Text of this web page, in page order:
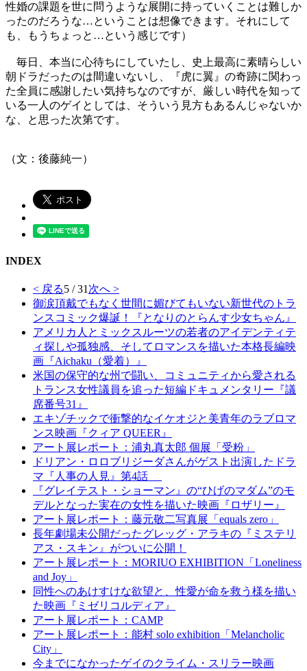
性婚の課題を世に問うような展開に持っていくことは難しか
ったのだろうな…ということは想像できます。それにして
も、もうちょっと…という感じです）
毎日、本当に心待ちにしていたし、史上最高に素晴らしい
朝ドラだったのは間違いないし、『虎に翼』の奇跡に関わっ
た全員に感謝したい気持ちなのですが、厳しい時代を知って
いる一人のゲイとしては、そういう見方もあるんじゃないか
な、と思った次第です。
（文：後藤純一）
INDEX
< 戻る5 / 31 次へ >
御涙頂戴でもなく世間に媚びてもいない新世代のトラ
ンスコミック爆誕！『となりのとらんす少女ちゃん』
アメリカ人とミックスルーツの若者のアイデンティテ
ィ探しや孤独感、そしてロマンスを描いた本格長編映
画『Aichaku（愛着）』
米国の保守的な州で闘い、コミュニティから愛される
トランス女性議員を追った短編ドキュメンタリー『議
席番号31』
エキゾチックで衝撃的なイケオジと美青年のラブロマ
ンス映画『クィア QUEER』
アート展レポート：浦丸真太郎 個展「受粉」
ドリアン・ロロブリジーダさんがゲスト出演したドラ
マ『人事の人見』第4話
『グレイテスト・ショーマン』の“ひげのマダム”のモ
デルとなった実在の女性を描いた映画『ロザリー』
アート展レポート：藤元敬二写真展「equals zero」
長年劇場未公開だったグレッグ・アラキの『ミステリ
アス・スキン』がついに公開！
アート展レポート：MORIUO EXHIBITION「Loneliness
and Joy」
同性へのあけすけな欲望と、性愛が命を救う様を描い
た映画『ミゼリコルディア』
アート展レポート：CAMP
アート展レポート：能村 solo exhibition「Melancholic
City」
今までになかったゲイのクライム・スリラー映画